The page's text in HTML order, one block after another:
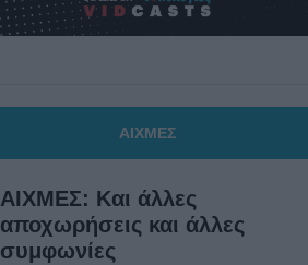
ΑΙΧΜΕΣ
ΑΙΧΜΕΣ: Και άλλες
αποχωρήσεις και άλλες
συμφωνίες